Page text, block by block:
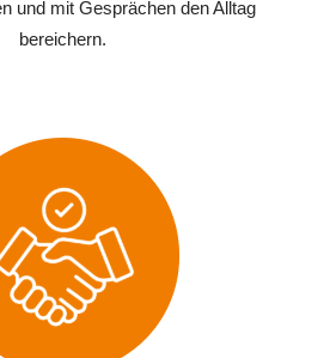
und mit Gesprächen den Alltag
bereichern.